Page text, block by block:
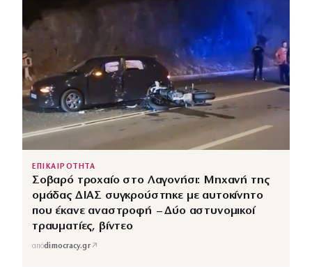
ΕΠΙΚΑΙΡΟΤΗΤΑ
Σοβαρό τροχαίο στο Λαγονήσι: Μηχανή της
ομάδας ΔΙΑΣ συγκρούστηκε με αυτοκίνητο
που έκανε αναστροφή – Δύο αστυνομικοί
τραυματίες, βίντεο
απόdimocracy.gr↗